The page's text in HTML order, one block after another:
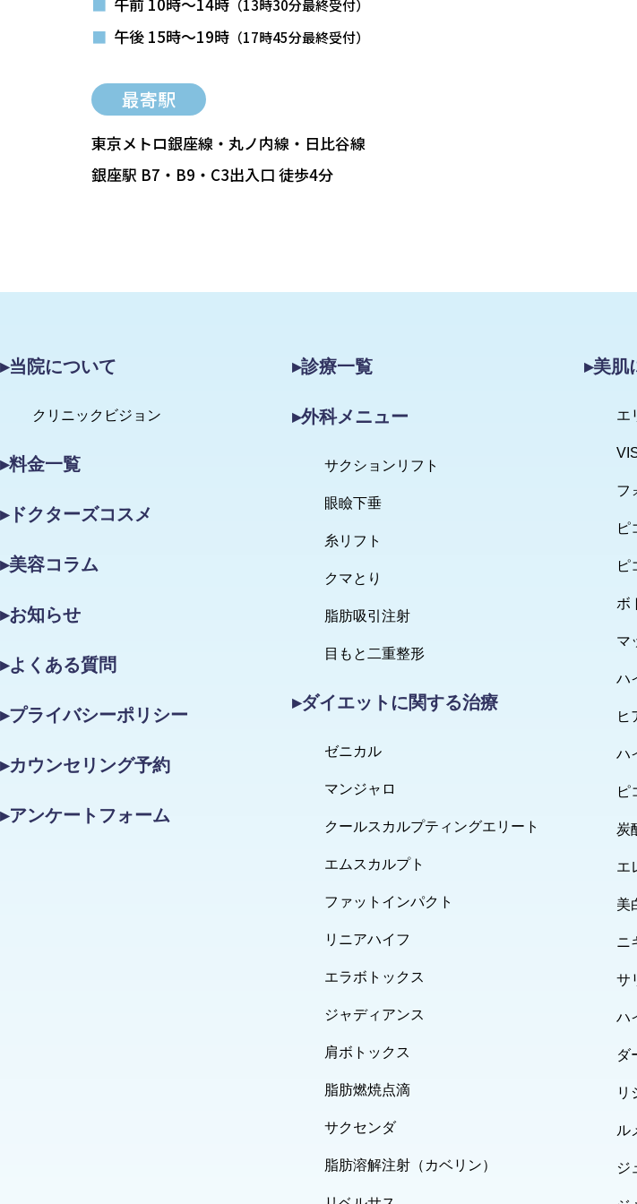
（13時30分最終受付）
■ 午後 15時～19時 （17時45分最終受付）
最寄駅
東京メトロ銀座線・丸ノ内線・日比谷線
銀座駅 B7・B9・C3出入口 徒歩4分
▸当院について
クリニックビジョン
▸料金一覧
▸ドクターズコスメ
▸美容コラム
▸お知らせ
▸よくある質問
▸プライバシーポリシー
▸カウンセリング予約
▸アンケートフォーム
▸診療一覧
▸外科メニュー
サクションリフト
眼瞼下垂
糸リフト
クマとり
脂肪吸引注射
目もと二重整形
▸ダイエットに関する治療
ゼニカル
マンジャロ
クールスカルプティングエリート
エムスカルプト
ファットインパクト
リニアハイフ
エラボトックス
ジャディアンス
肩ボトックス
脂肪燃焼点滴
サクセンダ
脂肪溶解注射（カベリン）
▸美肌
エ
フ
ピ
ピ
ボ
マ
ハ
ヒ
ハ
ピ
炭
エ
美
ニ
サ
ハ
ダ
リ
ル
ジ